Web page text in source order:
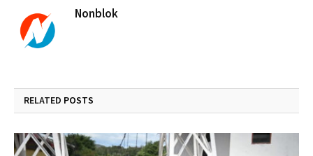
Nonblok
RELATED POSTS